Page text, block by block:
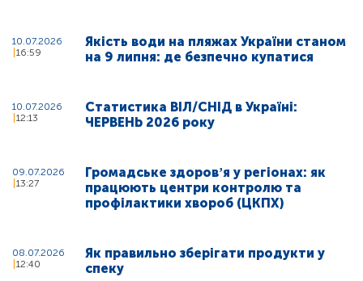
10.07.2026
16:59
Якість води на пляжах України станом
на 9 липня: де безпечно купатися
10.07.2026
12:13
Статистика ВІЛ/СНІД в Україні:
ЧЕРВЕНЬ 2026 року
09.07.2026
13:27
Громадське здоровʼя у регіонах: як
працюють центри контролю та
профілактики хвороб (ЦКПХ)
08.07.2026
12:40
Як правильно зберігати продукти у
спеку